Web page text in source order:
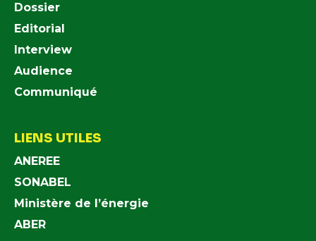
Dossier
Editorial
Interview
Audience
Communiqué
LIENS UTILES
ANEREE
SONABEL
Ministère de l’énergie
ABER